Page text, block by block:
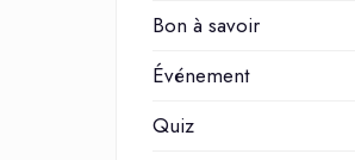
Bon à savoir
Événement
Quiz